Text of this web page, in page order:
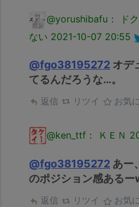
@yorushibafu： ド
ない 2021-10-07 20:55
@fgo38195272 オデ
てるんだろうな…。
返信 リツイ お気に
@ken_ttf： ＫＥＮ
@fgo38195272 あー
のポジション感あるー
返信 リツイ お気に